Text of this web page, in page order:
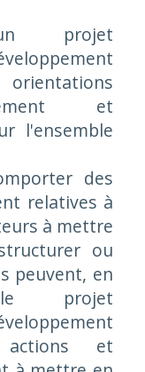
projet
et
l'ensemble
des
relatives à
à mettre
ou
peuvent, en
projet
et